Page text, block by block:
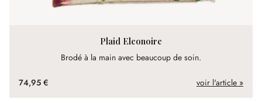
Plaid Eleonoire
Brodé à la main avec beaucoup de soin.
74,95 € voir l'article »